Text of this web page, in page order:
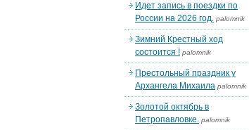
Идет запись в поездки по
России на 2026 год. palomnik
Зимний Крестный ход
состоится ! palomnik
Престольный праздник у
Архангела Михаила palomnik
Золотой октябрь в
Петропавловке. palomnik